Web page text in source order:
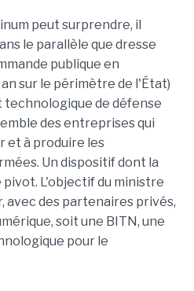
peut surprendre, il
le parallèle que dresse
publique en
sur le périmètre de l'État)
de défense
des entreprises qui
et à produire les
Un dispositif dont la
pivot. L'objectif du ministre
avec des partenaires privés,
soit une BITN, une
pour le